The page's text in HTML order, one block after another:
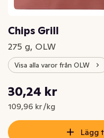
Chips Grill
275 g, OLW
Visa alla varor från OLW
Nuvarande pris är: 30,24 kr
30,24 kr
109,96 kr /kg
Styckpris: 109,96 kr /kg
Lägg